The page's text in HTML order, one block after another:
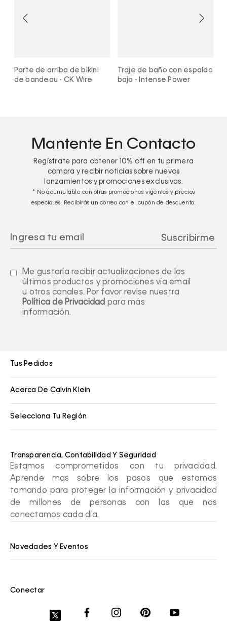
Parte de arriba de bikini
de bandeau - CK Wire
Traje de baño con espalda
baja - Intense Power
Mantente En Contacto
Regístrate para obtener 10% off en tu primera
compra y recibir noticias sobre nuevos
lanzamientos y promociones exclusivas.
* No acumulable con otras promociones vigentes y precios
especiales. Recibirás un correo con el cupón de descuento.
Me gustaría recibir actualizaciones de los
últimos productos y promociones vía email
u otros canales. Por favor revise nuestra
Política de Privacidad para más
información.
Tus Pedidos
Acerca De Calvin Klein
Selecciona Tu Región
Transparencia, Contabilidad Y Seguridad
Estamos comprometidos con tu privacidad.
Aprende mas sobre los pasos que estamos
tomando para proteger la información y privacidad
de millones de personas con las que nos
conectamos cada día.
Novedades Y Eventos
Conectar